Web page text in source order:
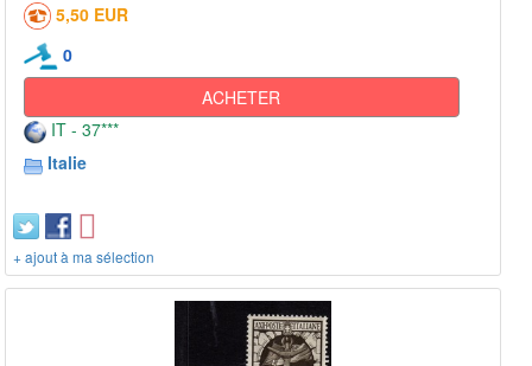
5,50 EUR
0
ACHETER
IT - 37***
Italie
+ ajout à ma sélection